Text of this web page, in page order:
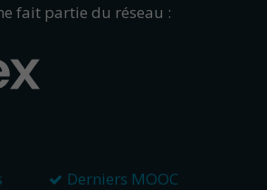
fait partie du réseau :
Derniers MOOC